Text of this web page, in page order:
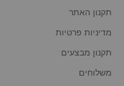
תקנון האתר
מדיניות פרטיות
תקנון מבצעים
משלוחים